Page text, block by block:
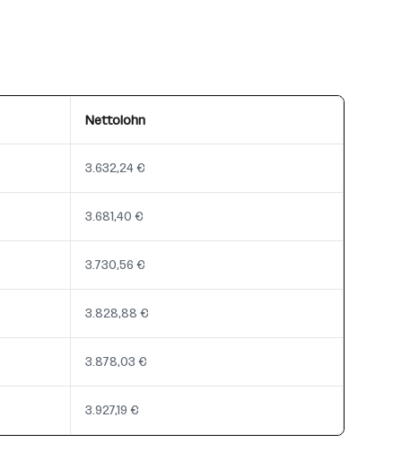
Nettolohn
3.632,24 €
3.681,40 €
3.730,56 €
3.828,88 €
3.878,03 €
3.927,19 €